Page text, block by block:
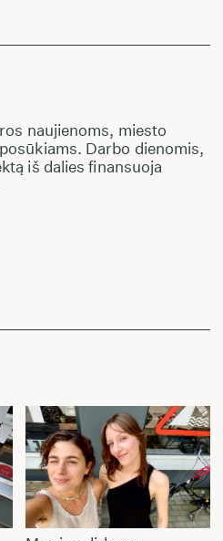
naujienoms, miesto
Darbo dienomis,
iš dalies finansuoja